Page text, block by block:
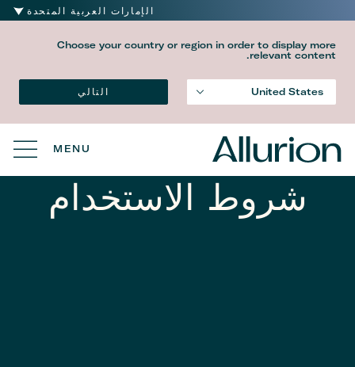
الإمارات العربية المتحدة
Choose your country or region in order to display more
relevant content.
United States التالي
MENU
شروط الاستخدام